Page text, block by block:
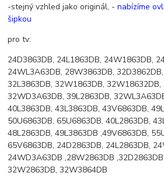
-stejný vzhled jako originál, -nabízíme
šipkou
pro tv:
24D3863DB, 24L1863DB, 24W1863DB,
24WL3A63DB, 28W3863DB,
32L3863DB, 32W1863DB,
32WD3A63DB, 39L2863DB,
40L3863DB, 43L3863DB, 43V6863DB,
50U6863DB, 65U6863DB, 40L2863DB,
48L2863DB, 49L3863DB ,49V6863DB,
65V6863DB, 24D2863DB, 24L2863DB,
24WD3A63DB ,28W2863DB
32W2863DB, 32W3864DB